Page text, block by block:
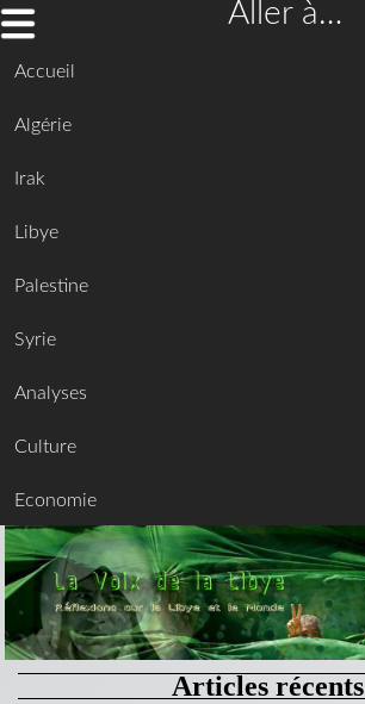
Aller à…
Accueil
Algérie
Irak
Libye
Palestine
Syrie
Analyses
Culture
Economie
Articles récents